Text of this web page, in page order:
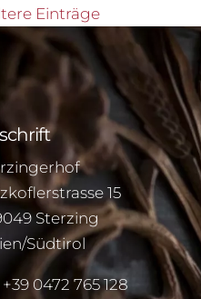
Einträge
15
Sterzing
Südtirol
+39 0472 765 128